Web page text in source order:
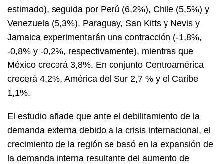
estimado), seguida por Perú (6,2%), Chile (5,5%) y
Venezuela (5,3%). Paraguay, San Kitts y Nevis y
Jamaica experimentarán una contracción (-1,8%,
-0,8% y -0,2%, respectivamente), mientras que
México crecerá 3,8%. En conjunto Centroamérica
crecerá 4,2%, América del Sur 2,7 % y el Caribe
1,1%.
El estudio añade que ante el debilitamiento de la
demanda externa debido a la crisis internacional, el
crecimiento de la región se basó en la expansión de
la demanda interna resultante del aumento de